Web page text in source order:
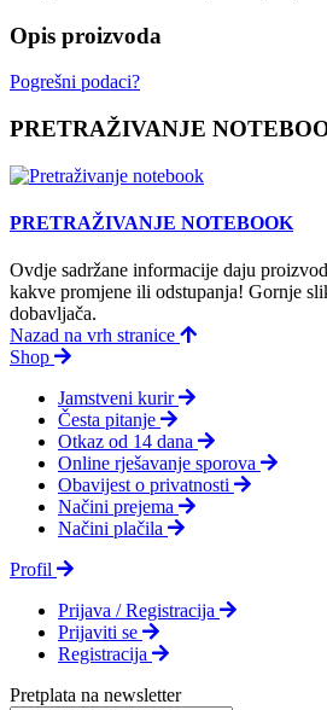
Opis proizvoda
Pogrešni podaci?
PRETRAŽIVANJE
PRETRAŽIVANJE NOTEBOOK
Ovdje sadržane informacije daju
kakve promjene ili odstupanja! Gornje
dobavljača.
Nazad na vrh stranice
Shop
Jamstveni kurir
Česta pitanje
Otkaz od 14 dana
Online rješavanje sporova
Obavijest o privatnosti
Načini prejema
Načini plačila
Profil
Prijava / Registracija
Prijaviti se
Registracija
Pretplata na newsletter